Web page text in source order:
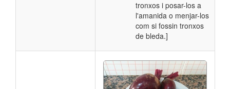
tronxos i posar-los a
l'amanida o menjar-los
com si fossin tronxos
de bleda.]